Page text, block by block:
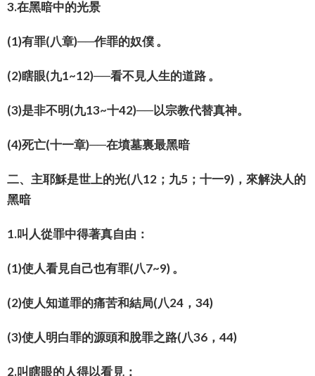
3.在黑暗中的光景
(1)有罪(八章)──作罪的奴僕 。
(2)瞎眼(九1~12)──看不見人生的道路 。
(3)是非不明(九13~十42)──以宗教代替真神。
(4)死亡(十一章)──在墳墓裏最黑暗
二、主耶穌是世上的光(八12；九5；十一9)，來解決人的
黑暗
1.叫人從罪中得著真自由：
(1)使人看見自己也有罪(八7~9) 。
(2)使人知道罪的痛苦和結局(八24，34)
(3)使人明白罪的源頭和脫罪之路(八36，44)
2.叫瞎眼的人得以看見：